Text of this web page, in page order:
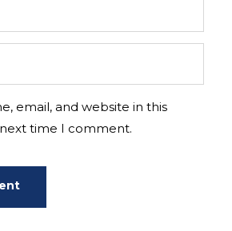
email, and website in this
time I comment.